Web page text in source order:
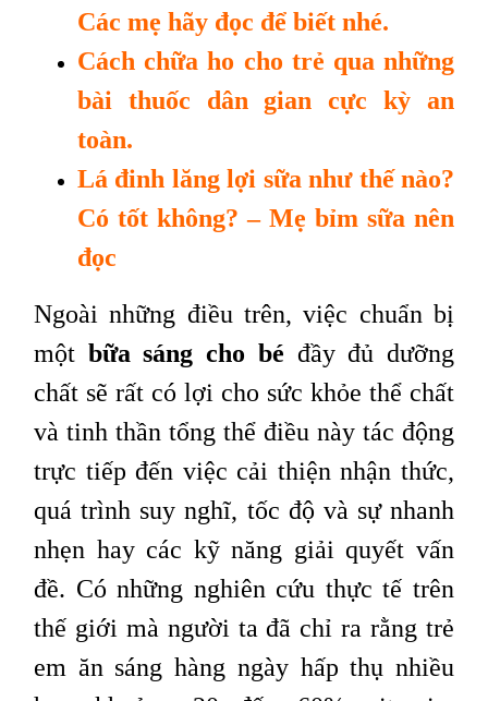
Các mẹ hãy đọc để biết nhé.
Cách chữa ho cho trẻ qua những
bài thuốc dân gian cực kỳ an
toàn.
Lá đinh lăng lợi sữa như thế nào?
Có tốt không? – Mẹ bỉm sữa nên
đọc
Ngoài những điều trên, việc chuẩn bị
một bữa sáng cho bé đầy đủ dưỡng
chất sẽ rất có lợi cho sức khỏe thể chất
và tinh thần tổng thể điều này tác động
trực tiếp đến việc cải thiện nhận thức,
quá trình suy nghĩ, tốc độ và sự nhanh
nhẹn hay các kỹ năng giải quyết vấn
đề. Có những nghiên cứu thực tế trên
thế giới mà người ta đã chỉ ra rằng trẻ
em ăn sáng hàng ngày hấp thụ nhiều